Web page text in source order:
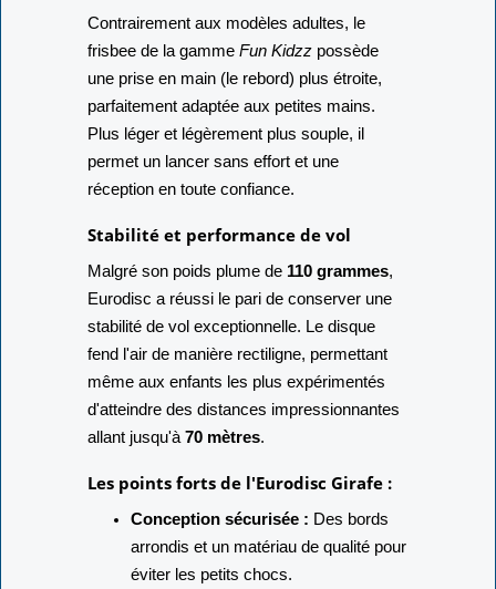
Contrairement aux modèles adultes, le
frisbee de la gamme Fun Kidzz possède
une prise en main (le rebord) plus étroite,
parfaitement adaptée aux petites mains.
Plus léger et légèrement plus souple, il
permet un lancer sans effort et une
réception en toute confiance.
Stabilité et performance de vol
Malgré son poids plume de 110 grammes,
Eurodisc a réussi le pari de conserver une
stabilité de vol exceptionnelle. Le disque
fend l'air de manière rectiligne, permettant
même aux enfants les plus expérimentés
d'atteindre des distances impressionnantes
allant jusqu'à 70 mètres.
Les points forts de l'Eurodisc Girafe :
Conception sécurisée : Des bords
arrondis et un matériau de qualité pour
éviter les petits chocs.